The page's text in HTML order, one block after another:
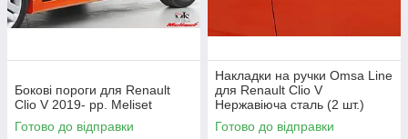
Бокові пороги для Renault
Clio V 2019- рр. Meliset
Готово до відправки
Накладки на ручки Omsa Line
для Renault Clio V
Нержавіюча сталь (2 шт.)
Готово до відправки